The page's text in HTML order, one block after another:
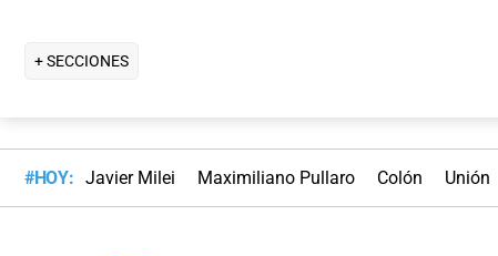
+ SECCIONES
#HOY: Javier Milei Maximiliano Pullaro Colón Unión